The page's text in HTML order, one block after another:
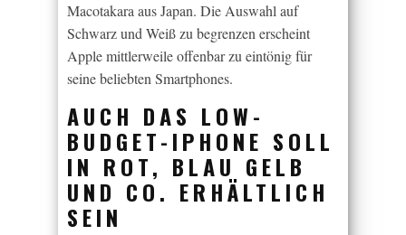
Macotakara aus Japan. Die Auswahl auf
Schwarz und Weiß zu begrenzen erscheint
Apple mittlerweile offenbar zu eintönig für
seine beliebten Smartphones.
AUCH DAS LOW-
BUDGET-IPHONE SOLL
IN ROT, BLAU GELB
UND CO. ERHÄLTLICH
SEIN